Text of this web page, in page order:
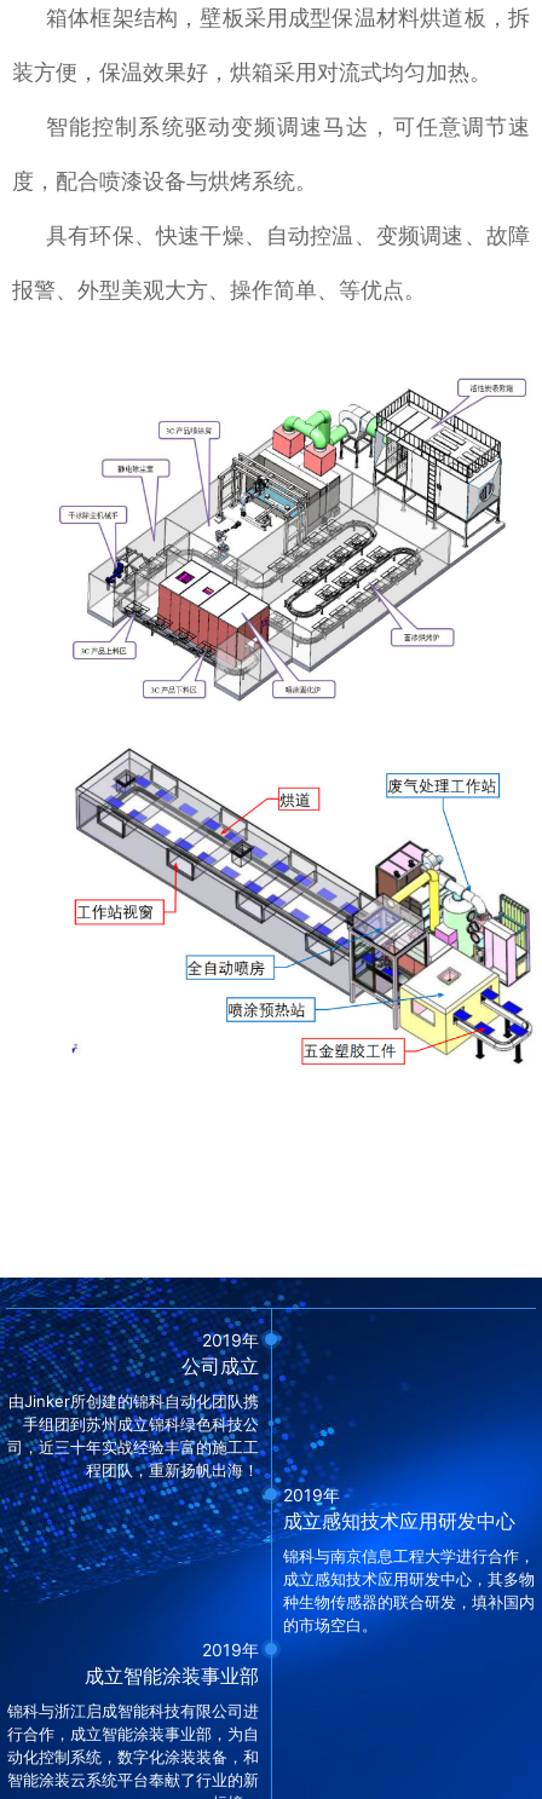
箱体框架结构，壁板采用成型保温材料烘道板，拆
装方便，保温效果好，烘箱采用对流式均匀加热。
智能控制系统驱动变频调速马达，可任意调节速
度，配合喷漆设备与烘烤系统。
具有环保、快速干燥、自动控温、变频调速、故障
报警、外型美观大方、操作简单、等优点。
2019年
公司成立
由Jinker所创建的锦科自动化团队携
手组团到苏州成立锦科绿色科技公
司，近三十年实战经验丰富的施工工
程团队，重新扬帆出海！
2019年
成立感知技术应用研发中心
锦科与南京信息工程大学进行合作，
成立感知技术应用研发中心，其多物
种生物传感器的联合研发，填补国内
的市场空白。
2019年
成立智能涂装事业部
锦科与浙江启成智能科技有限公司进
行合作，成立智能涂装事业部，为自
动化控制系统，数字化涂装装备，和
智能涂装云系统平台奉献了行业的新